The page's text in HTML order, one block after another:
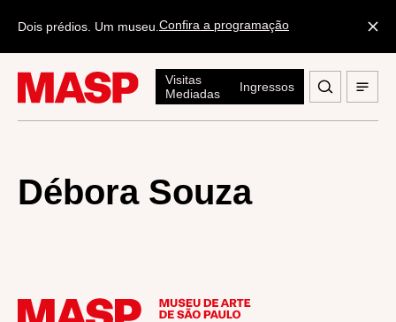
Dois prédios. Um museu. Confira a programação
Visitas
Mediadas
Ingressos
Débora Souza